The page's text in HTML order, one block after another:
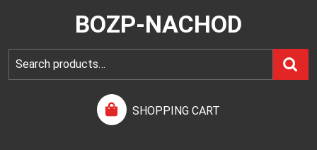
BOZP-NACHOD
SHOPPING CART